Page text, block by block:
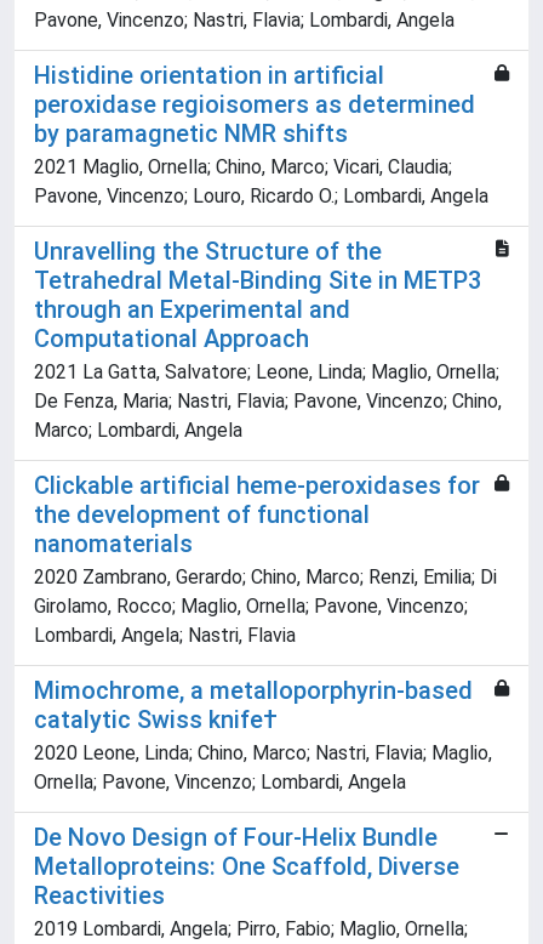
Pavone, Vincenzo; Nastri, Flavia; Lombardi, Angela
Histidine orientation in artificial
peroxidase regioisomers as determined
by paramagnetic NMR shifts
2021 Maglio, Ornella; Chino, Marco; Vicari, Claudia;
Pavone, Vincenzo; Louro, Ricardo O.; Lombardi, Angela
Unravelling the Structure of the
Tetrahedral Metal-Binding Site in METP3
through an Experimental and
Computational Approach
2021 La Gatta, Salvatore; Leone, Linda; Maglio, Ornella;
De Fenza, Maria; Nastri, Flavia; Pavone, Vincenzo; Chino,
Marco; Lombardi, Angela
Clickable artificial heme‐peroxidases for
the development of functional
nanomaterials
2020 Zambrano, Gerardo; Chino, Marco; Renzi, Emilia; Di
Girolamo, Rocco; Maglio, Ornella; Pavone, Vincenzo;
Lombardi, Angela; Nastri, Flavia
Mimochrome, a metalloporphyrin‐based
catalytic Swiss knife†
2020 Leone, Linda; Chino, Marco; Nastri, Flavia; Maglio,
Ornella; Pavone, Vincenzo; Lombardi, Angela
De Novo Design of Four-Helix Bundle
Metalloproteins: One Scaffold, Diverse
Reactivities
2019 Lombardi, Angela; Pirro, Fabio; Maglio, Ornella;